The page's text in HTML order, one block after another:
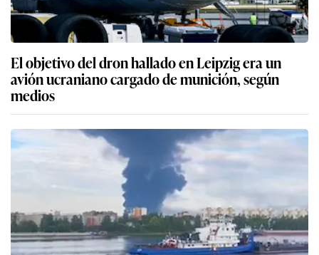
El objetivo del dron hallado en Leipzig era un
avión ucraniano cargado de munición, según
medios